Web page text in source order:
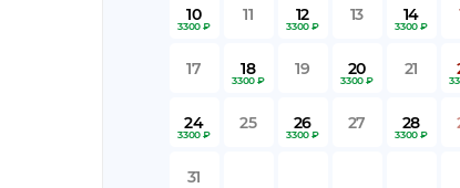
10
3300 ₽
11 12
3300 ₽
13 14
3300 ₽
17 18
3300 ₽
19 20
3300 ₽
21
24
3300 ₽
25 26
3300 ₽
27 28
3300 ₽
31